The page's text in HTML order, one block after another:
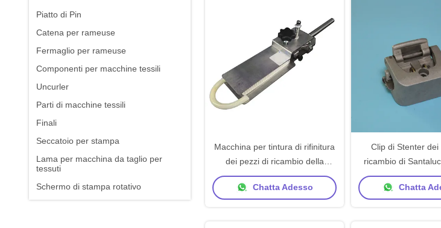
Piatto di Pin
Catena per rameuse
Fermaglio per rameuse
Componenti per macchine tessili
Uncurler
Parti di macchine tessili
Finali
Seccatoio per stampa
Lama per macchina da taglio per
tessuti
Schermo di stampa rotativo
Macchina per tintura di rifinitura
dei pezzi di ricambio della
macchina per ramose per
cimosse piatte
Chatta Adesso
Clip di Stenter dei
ricambio di
singola facendo uso
Chatta